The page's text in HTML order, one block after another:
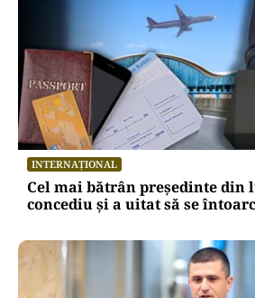
INTERNAȚIONAL
Cel mai bătrân președinte din
concediu și a uitat să se